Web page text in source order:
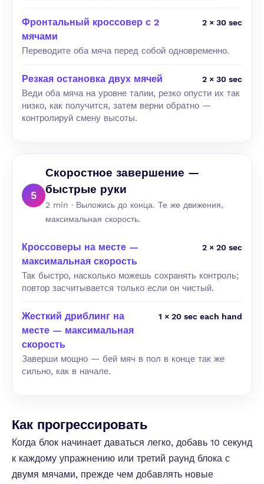
Фронтальный кроссовер с 2
мячами
2 × 30 sec
Переводите оба мяча перед собой одновременно.
Резкая остановка двух мячей 2 × 30 sec
Веди оба мяча на уровне талии, резко опусти их так
низко, как получится, затем верни обратно —
контролируй смену высоты.
5
Скоростное завершение —
быстрые руки
2 min · Выложись до конца. Те же движения,
максимальная скорость.
Кроссоверы на месте —
максимальная скорость
2 × 20 sec
Так быстро, насколько можешь сохранять контроль;
повтор засчитывается только если он чистый.
Жесткий дриблинг на
месте — максимальная
скорость
1 × 20 sec each hand
Заверши мощно — бей мяч в пол в конце так же
сильно, как в начале.
Как прогрессировать
Когда блок начинает даваться легко, добавь 10 секунд
к каждому упражнению или третий раунд блока с
двумя мячами, прежде чем добавлять новые